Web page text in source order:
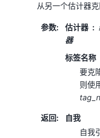
从另一个估计器
参数: 估计器
器
标签名称
要克
则使
返回:
自我
自我